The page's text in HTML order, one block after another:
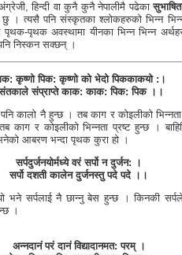
हिन्दी वा कुनै कुनै नेपालीमै पढेका
। त्यसै पनि संस्कृतका श्लोकहरुको भिन्न
पृथक-पृथक अवस्थामा यीनका भिन्न भिन्न
निस्कन सक्छन् ।
कृष्णो पिक: कृष्णो को भेदो पिककाकयो :।
संप्राप्ते काक: काक: पिक: पिक ।।
पनि कालो नै हुन्छ । तब काग र कोइलीको
र कोइलीको भिन्नता प्रष्ट हुन्छ ।
आबरण भन्दा पृथक कुरा हो ।
सर्पदुर्जनयोर्मध्ये वरं सर्पो न दुर्जन: ।
सर्पो दशती कालेन दुर्जनस्तु पदे पदे ।।
भने सर्पलाई नै छान्नु बेस हुन्छ । किनकी
।
अन्नदानं परं दानं विद्यादानमत: परम् ।